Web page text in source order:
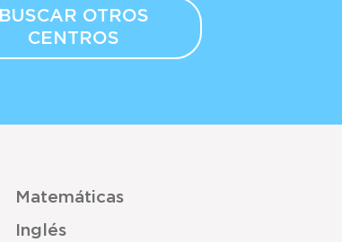
BUSCAR OTROS
CENTROS
Matemáticas
Inglés